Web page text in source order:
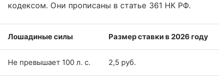
кодексом. Они прописаны в статье 361 НК РФ.
Лошадиные силы Размер ставки в 2026 году
Не превышает 100 л. с. 2,5 руб.